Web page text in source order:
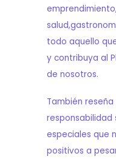
todo aquello
y contribuya al
de nosotros.
También
responsabilidad
especiales que
positivos a